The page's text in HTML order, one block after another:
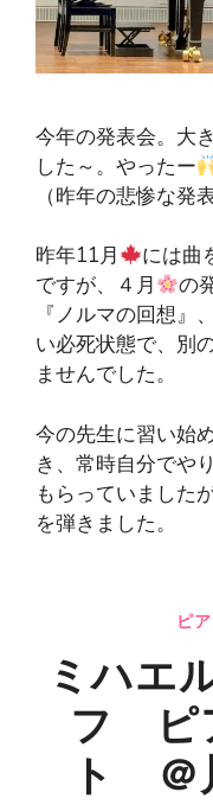
今年の発表会。大
した～。やったー
（昨年の悲惨な発
昨年11月
には曲
ですが、４月
の
『ノルマの回想』
い必死状態で、別
ませんでした。
今の先生に習い始
き、常時自分でや
もらっていました
を弾きました。
ピ
ミハエ
フ ピ
ト ＠